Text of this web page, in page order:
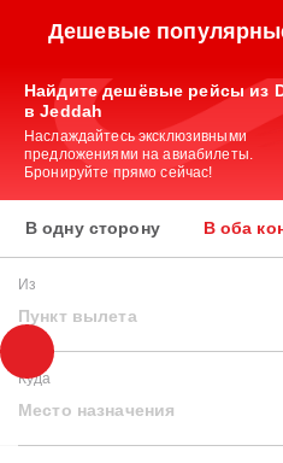
Дешевые
Найдите дешёвые рейсы из
в Jeddah
Наслаждайтесь эксклюзивными
предложениями на авиабилеты.
Бронируйте прямо сейчас!
В одну сторону В оба
Из
Пункт вылета
Куда
Место назначения